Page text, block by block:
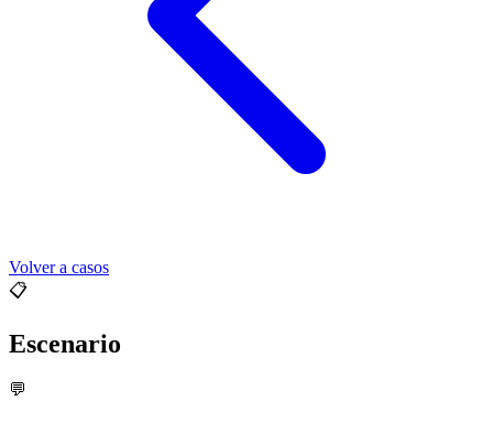
Volver a casos
📋
Escenario
💬